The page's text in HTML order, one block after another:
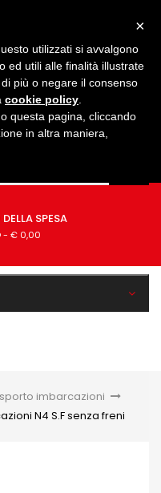
SPESA
- € 0,00
imbarcazioni >
N4 S.F senza freni
×
utilizzati si avvalgono
ed utili alle finalità illustrate
più o negare il consenso
cookie policy
questa pagina, cliccando
in altra maniera,